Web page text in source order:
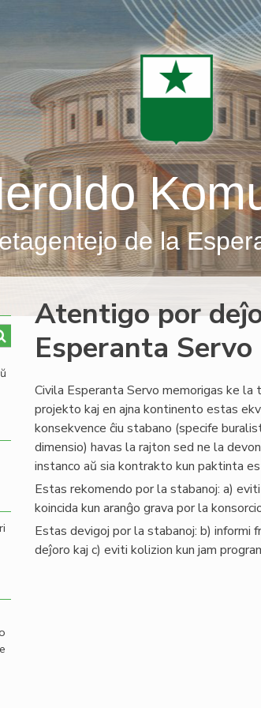
de la
Atentigo por
Esperanta Servo
Civila Esperanta Servo memorigas ke
projekto kaj en ajna kontinento estas
konsekvence ĉiu stabano (specife
dimensio) havas la rajton sed ne la
instanco aŭ sia kontrakto kun paktinta
Estas rekomendo por la stabanoj: a)
koincida kun aranĝo grava por la
Estas devigoj por la stabanoj: b) informi
deĵoro kaj c) eviti kolizion kun jam